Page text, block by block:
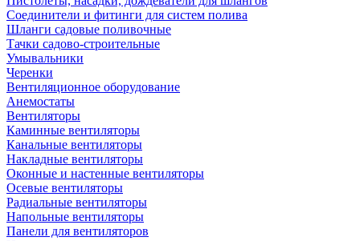
Соединители и фитинги для систем полива
Шланги садовые поливочные
Тачки садово-строительные
Умывальники
Черенки
Вентиляционное оборудование
Анемостаты
Вентиляторы
Каминные вентиляторы
Канальные вентиляторы
Накладные вентиляторы
Оконные и настенные вентиляторы
Осевые вентиляторы
Радиальные вентиляторы
Напольные вентиляторы
Панели для вентиляторов